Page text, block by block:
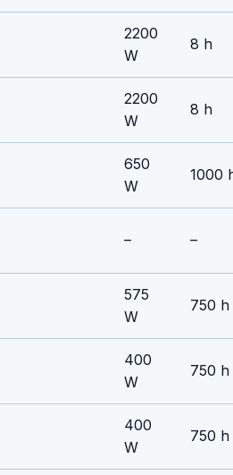
2200
W
8 h
2200
W
8 h
650
W
1000
– –
575
W
750 h
400
W
750 h
400
W
750 h